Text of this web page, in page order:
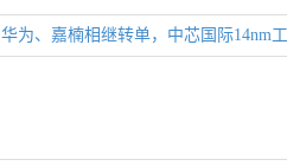
华为、嘉楠相继转单，中芯国际14nm